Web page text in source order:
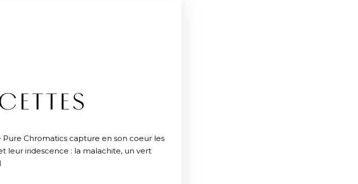
Chromatics capture en son coeur les
leur iridescence : la malachite, un vert